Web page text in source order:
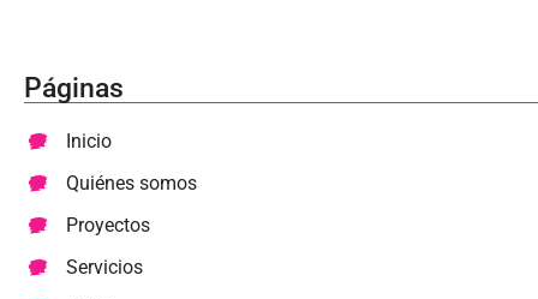
Páginas
Inicio
Quiénes somos
Proyectos
Servicios